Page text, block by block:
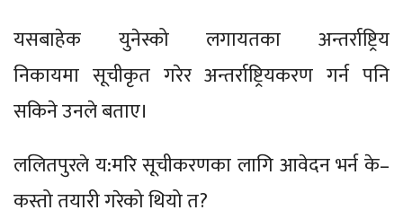
यसबाहेक युनेस्को लगायतका अन्तर्राष्ट्रिय
निकायमा सूचीकृत गरेर अन्तर्राष्ट्रियकरण गर्न पनि
सकिने उनले बताए।
ललितपुरले य:मरि सूचीकरणका लागि आवेदन भर्न के–
कस्तो तयारी गरेको थियो त?